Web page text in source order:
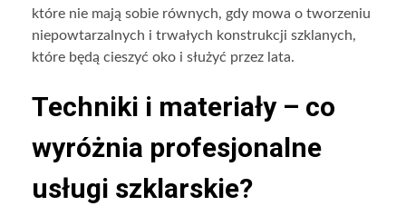
które nie mają sobie równych, gdy mowa o tworzeniu
niepowtarzalnych i trwałych konstrukcji szklanych,
które będą cieszyć oko i służyć przez lata.
Techniki i materiały – co
wyróżnia profesjonalne
usługi szklarskie?